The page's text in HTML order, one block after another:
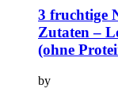
3 fruchtige
Zutaten –
(ohne
by